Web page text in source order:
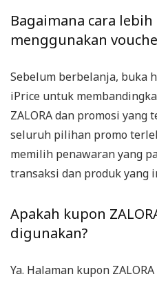
Bagaimana cara
menggunakan
Sebelum berbelanja, buka
iPrice untuk
ZALORA dan promosi yang
seluruh pilihan promo
memilih penawaran yang
transaksi dan produk yang
Apakah kupon
digunakan?
Ya. Halaman kupon